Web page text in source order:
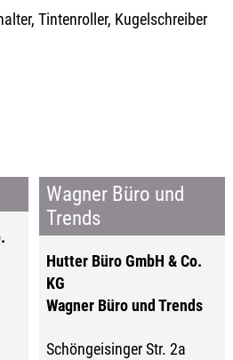
Tintenroller, Kugelschreiber
Wagner Büro und
Trends
Hutter Büro GmbH & Co.
KG
Wagner Büro und Trends
Schöngeisinger Str. 2a